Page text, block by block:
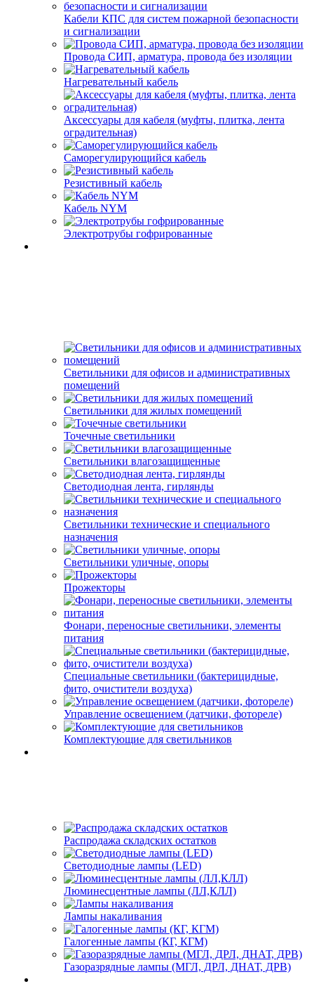
Кабели КПС для систем пожарной безопасности
и сигнализации
Провода СИП, арматура, провода без изоляции
Нагревательный кабель
Аксессуары для кабеля (муфты, плитка, лента
оградительная)
Саморегулирующийся кабель
Резистивный кабель
Кабель NYM
Электротрубы гофрированные
Светильники для офисов и административных
помещений
Светильники для жилых помещений
Точечные светильники
Светильники влагозащищенные
Светодиодная лента, гирлянды
Светильники технические и специального
назначения
Светильники уличные, опоры
Прожекторы
Фонари, переносные светильники, элементы
питания
Специальные светильники (бактерицидные,
фито, очистители воздуха)
Управление освещением (датчики, фотореле)
Комплектующие для светильников
Распродажа складских остатков
Светодиодные лампы (LED)
Люминесцентные лампы (ЛЛ,КЛЛ)
Лампы накаливания
Галогенные лампы (КГ, КГМ)
Газоразрядные лампы (МГЛ, ДРЛ, ДНАТ, ДРВ)